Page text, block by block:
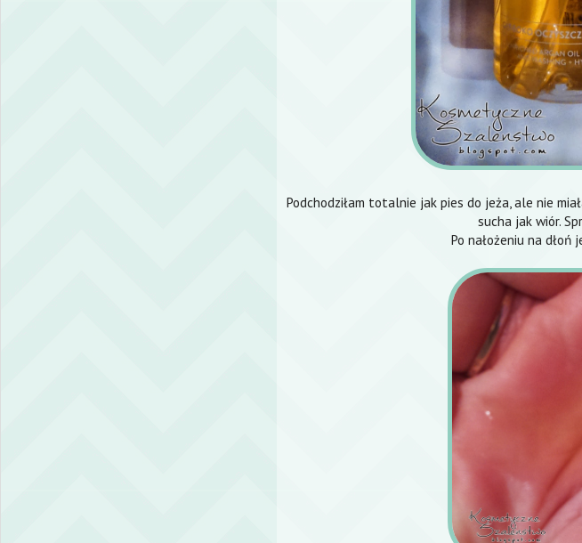
Podchodziłam totalnie jak pies do jeża, ale nie
sucha jak wiór.
Po nałożeniu na dłoń